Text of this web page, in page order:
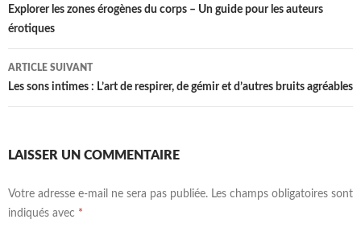
des
articles
Explorer les zones érogènes du corps – Un guide pour les auteurs
érotiques
ARTICLE SUIVANT
Les sons intimes : L’art de respirer, de gémir et d’autres bruits agréables
LAISSER UN COMMENTAIRE
Votre adresse e-mail ne sera pas publiée. Les champs obligatoires sont
indiqués avec *